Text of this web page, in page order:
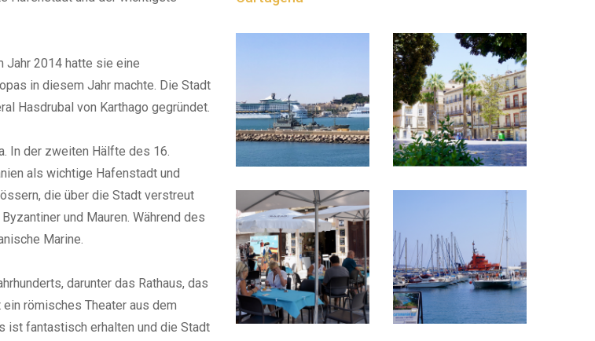
Jahr 2014 hatte sie eine
in diesem Jahr machte. Die Stadt
Hasdrubal von Karthago gegründet.
In der zweiten Hälfte des 16.
als wichtige Hafenstadt und
die über die Stadt verstreut
und Mauren. Während des
Marine.
darunter das Rathaus, das
römisches Theater aus dem
ist fantastisch erhalten und die Stadt